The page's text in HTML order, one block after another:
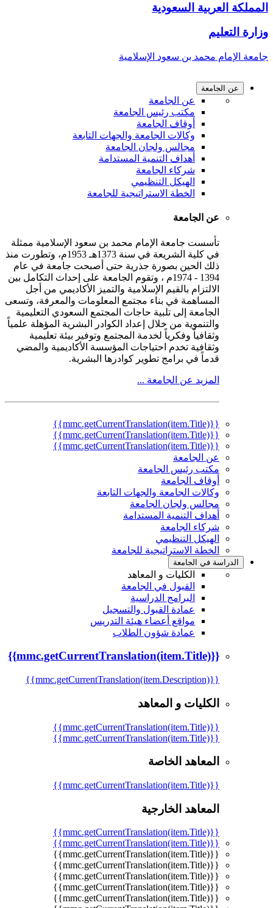
المملكة العربية السعودية
وزارة التعليم
جامعة الإمام محمد بن سعود الإسلامية
عن الجامعة
عن الجامعة
مكتب رئيس الجامعة
أوقاف الجامعة
وكالات الجامعة والجهات التابعة
مجالس ولجان الجامعة
أهداف التنمية المستدامة
شركاء الجامعة
الهيكل التنظيمي
الخطة الاستراتيجية للجامعة
عن الجامعة
تأسست جامعة الإمام محمد بن سعود الإسلامية ممثلة
في كلية الشريعة في سنة 1373هـ 1953م، وتطورت منذ
ذلك الحين بصورة جذرية حتى أصبحت جامعة في عام
1394 - 1974م ، وتقوم الجامعة على إحداث التكامل بين
الالتزام بالقيم الإسلامية والتميز الأكاديمي من أجل
المساهمة في بناء مجتمع المعلومات والمعرفة، وتسعى
الجامعة إلى تلبية حاجات المجتمع السعودي التعليمية
والتنموية من خلال إعداد الكوادر البشرية المؤهلة علمياً
وثقافياً وفكرياً لخدمة المجتمع وتوفير بيئة تعليمية
وثقافية تخدم احتياجات المؤسسة الأكاديمية والمضي
قدماً في برامج تطوير كوادرها البشرية.
المزيد عن الجامعة ...
{{mmc.getCurrentTranslation(item.Title)}}
{{mmc.getCurrentTranslation(item.Title)}}
{{mmc.getCurrentTranslation(item.Title)}}
عن الجامعة
مكتب رئيس الجامعة
أوقاف الجامعة
وكالات الجامعة والجهات التابعة
مجالس ولجان الجامعة
أهداف التنمية المستدامة
شركاء الجامعة
الهيكل التنظيمي
الخطة الاستراتيجية للجامعة
الدراسة في الجامعة
الكليات و المعاهد
القبول في الجامعة
البرامج الدراسية
عمادة القبول والتسجيل
مواقع أعضاء هيئة التدريس
عمادة شؤون الطلاب
{{mmc.getCurrentTranslation(item.Title)}}
{{mmc.getCurrentTranslation(item.Description)}}
الكليات و المعاهد
{{mmc.getCurrentTranslation(item.Title)}}
{{mmc.getCurrentTranslation(item.Title)}}
المعاهد الخاصة
{{mmc.getCurrentTranslation(item.Title)}}
المعاهد الخارجية
{{mmc.getCurrentTranslation(item.Title)}}
{{mmc.getCurrentTranslation(item.Title)}}
{{mmc.getCurrentTranslation(item.Title)}}
{{mmc.getCurrentTranslation(item.Title)}}
{{mmc.getCurrentTranslation(item.Title)}}
{{mmc.getCurrentTranslation(item.Title)}}
{{mmc.getCurrentTranslation(item.Title)}}